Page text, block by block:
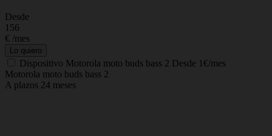
Desde
156
€ /mes
Lo quiero
Dispositivo Motorola moto buds bass 2 Desde 1€/mes
Motorola moto buds bass 2
A plazos 24 meses